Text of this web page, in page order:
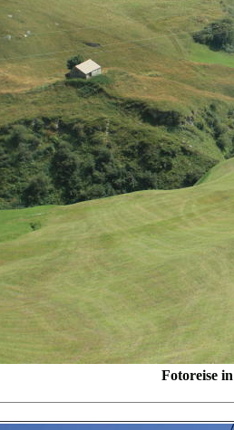
Fotoreise